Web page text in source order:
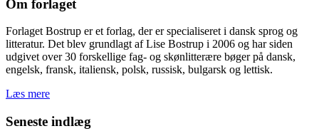
Om forlaget
Forlaget Bostrup er et forlag, der er specialiseret i dansk sprog og
litteratur. Det blev grundlagt af Lise Bostrup i 2006 og har siden
udgivet over 30 forskellige fag- og skønlitterære bøger på dansk,
engelsk, fransk, italiensk, polsk, russisk, bulgarsk og lettisk.
Læs mere
Seneste indlæg